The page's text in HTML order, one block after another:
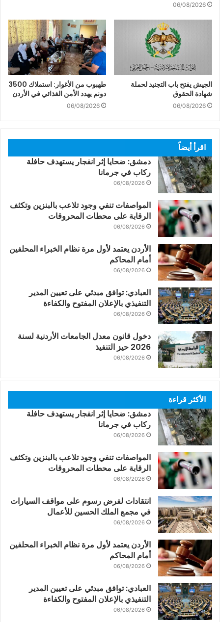
06/08/2026
الجيش يفتح باب التجنيد لحملة
شهادة الحقوق
06/08/2026
طهبوب من الأغوار: استملاك 3500
دونم يهدد الأمن الغذائي في الأردن
06/08/2026
اقرأ أيضاً
دمشق: ضحايا إثر انفجار يستهدف حافلة
ركاب في جرمانا
06/08/2026
المواصفات تنفي وجود تلاعب بالبنزين وتكثف
الرقابة على محطات المحروقات
06/08/2026
الأردن يعتمد لأول مرة نظام الخبراء المحلفين
أمام المحاكم
06/08/2026
العبادي: توافق مبدئي على تعيين المدير
التنفيذي بالإعلان المفتوح والكفاءة
06/08/2026
دخول قانون معدل الجامعات الأردنية لسنة
2026 حيز التنفيذ
06/08/2026
الأكثر قراءة
دمشق: ضحايا إثر انفجار يستهدف حافلة
ركاب في جرمانا
06/08/2026
المواصفات تنفي وجود تلاعب بالبنزين وتكثف
الرقابة على محطات المحروقات
06/08/2026
انتقادات لفرض رسوم على مواقف السيارات
في مجمع الملك الحسين للأعمال
06/08/2026
الأردن يعتمد لأول مرة نظام الخبراء المحلفين
أمام المحاكم
06/08/2026
العبادي: توافق مبدئي على تعيين المدير
التنفيذي بالإعلان المفتوح والكفاءة
06/08/2026